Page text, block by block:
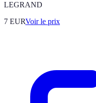
LEGRAND
7 EURVoir le prix